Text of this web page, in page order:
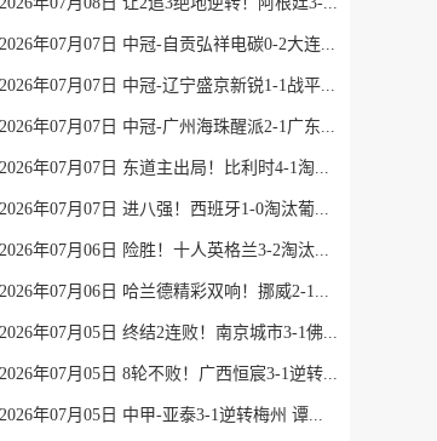
2026年07月07日 中冠-自贡弘祥电碳0-2大连聚惺晟恒 马灿杰破门
2026年07月07日 中冠-辽宁盛京新锐1-1战平上海泽天 双方握手言和
2026年07月07日 中冠-广州海珠醒派2-1广东吴川青年 黎宇扬梅开二度
2026年07月07日 东道主出局！比利时4-1淘汰美国 CDK2射1传 巴洛贡补时被换下
2026年07月07日 进八强！西班牙1-0淘汰葡萄牙 梅里诺91分钟绝杀41岁C罗最后一舞
2026年07月06日 险胜！十人英格兰3-2淘汰墨西哥 贝林双响凯恩点射+送点宽萨直红
2026年07月06日 哈兰德精彩双响！挪威2-1淘汰五星巴西 内马尔点射吉马良斯失点
2026年07月05日 终结2连败！南京城市3-1佛山南狮 恩戈姆建功朱启文双响
2026年07月05日 8轮不败！广西恒宸3-1逆转大连鲲城 姆博双响拉普辛造两球+失点
2026年07月05日 中甲-亚泰3-1逆转梅州 谭龙破门范厚泰造余炜廉乌龙 梅州仍旧垫底